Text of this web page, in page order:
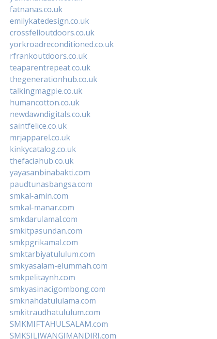
fatnanas.co.uk
emilykatedesign.co.uk
crossfelloutdoors.co.uk
yorkroadreconditioned.co.uk
rfrankoutdoors.co.uk
teaparentrepeat.co.uk
thegenerationhub.co.uk
talkingmagpie.co.uk
humancotton.co.uk
newdawndigitals.co.uk
saintfelice.co.uk
mrjapparel.co.uk
kinkycatalog.co.uk
thefaciahub.co.uk
yayasanbinabakti.com
paudtunasbangsa.com
smkal-amin.com
smkal-manar.com
smkdarulamal.com
smkitpasundan.com
smkpgrikamal.com
smktarbiyatululum.com
smkyasalam-elummah.com
smkpelitaynh.com
smkyasinacigombong.com
smknahdatululama.com
smkitraudhatululum.com
SMKMIFTAHULSALAM.com
SMKSILIWANGIMANDIRI.com